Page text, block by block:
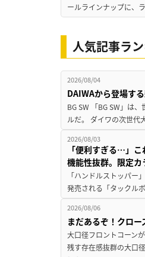
ールラインナップに、
人気記事ラ
2026/08/04
DAIWAから登場す
BG SW 「BG SW」は
ルだ。 ダイワの次世代
2026/08/03
「便利すぎる…」
機能性抜群。限定カ
「ハンドルストッパー
発売される「タックル
2026/08/06
まだあるぞ！クロ
大口径フロントコーン
残す存在感抜群の大口